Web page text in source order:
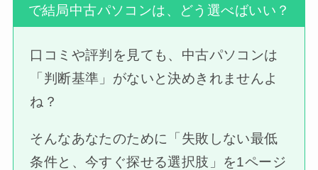
で結局中古パソコンは、どう選べばいい？
口コミや評判を見ても、中古パソコンは
「判断基準」がないと決めきれませんよ
ね？
そんなあなたのために「失敗しない最低
条件と、今すぐ探せる選択肢」を1ページ